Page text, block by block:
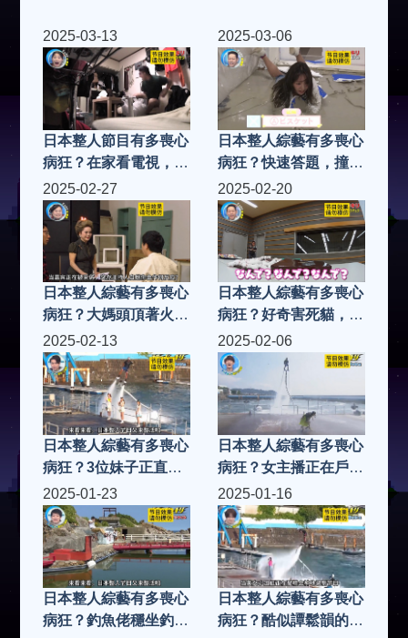
2025-03-13
日本整人節目有多喪心
病狂？在家看電視，衣
櫃突然跑出巨型蝙蝠
2025-03-06
日本整人綜藝有多喪心
病狂？快速答題，撞破
紙牆后邊是個水泥池子
2025-02-27
日本整人綜藝有多喪心
病狂？大媽頭頂著火淡
定採訪，嘉賓忙滅火
2025-02-20
日本整人綜藝有多喪心
病狂？好奇害死貓，千
萬不要打開陌生禮盒
2025-02-13
日本整人綜藝有多喪心
病狂？3位妹子正直播
跳舞，結果被醍醐灌頂
2025-02-06
日本整人綜藝有多喪心
病狂？女主播正在戶外
直播，結果被醍醐灌頂
2025-01-23
日本整人綜藝有多喪心
病狂？釣魚佬穩坐釣魚
2025-01-16
日本整人綜藝有多喪心
病狂？酷似譚鬆韻的姐